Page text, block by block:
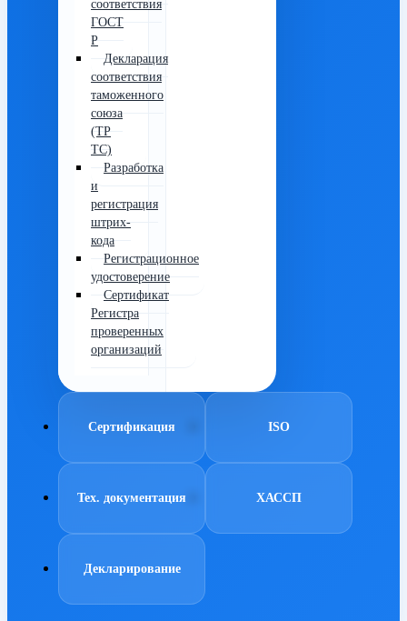
соответствия
ГОСТ
Р
Декларация
соответствия
таможенного
союза
(ТР
ТС)
Разработка
и
регистрация
штрих-
кода
Регистрационное
удостоверение
Сертификат
Регистра
проверенных
организаций
Сертификация ISO
Тех. документация ХАССП
Декларирование